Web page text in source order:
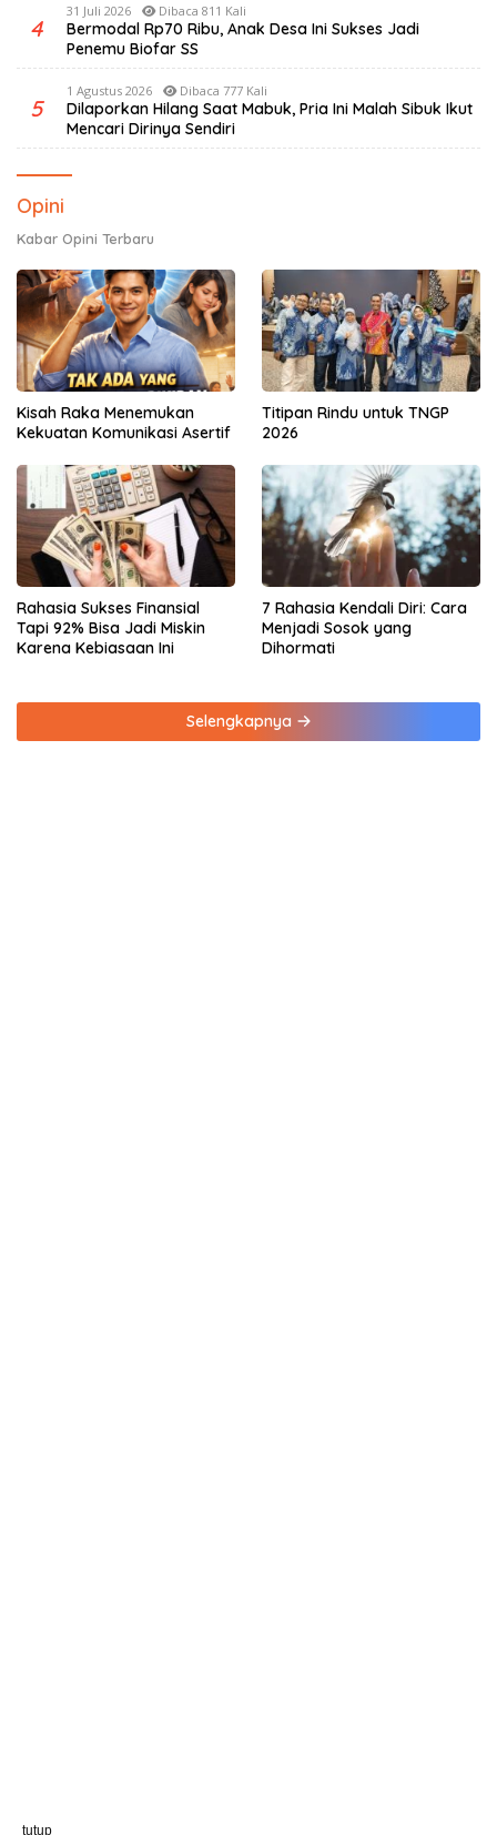
4
31 Juli 2026 Dibaca 811 Kali
Bermodal Rp70 Ribu, Anak Desa Ini Sukses Jadi
Penemu Biofar SS
5
1 Agustus 2026 Dibaca 777 Kali
Dilaporkan Hilang Saat Mabuk, Pria Ini Malah Sibuk Ikut
Mencari Dirinya Sendiri
Opini
Kabar Opini Terbaru
Kisah Raka Menemukan
Kekuatan Komunikasi Asertif
Titipan Rindu untuk TNGP
2026
Rahasia Sukses Finansial
Tapi 92% Bisa Jadi Miskin
Karena Kebiasaan Ini
7 Rahasia Kendali Diri: Cara
Menjadi Sosok yang
Dihormati
Selengkapnya
tutup